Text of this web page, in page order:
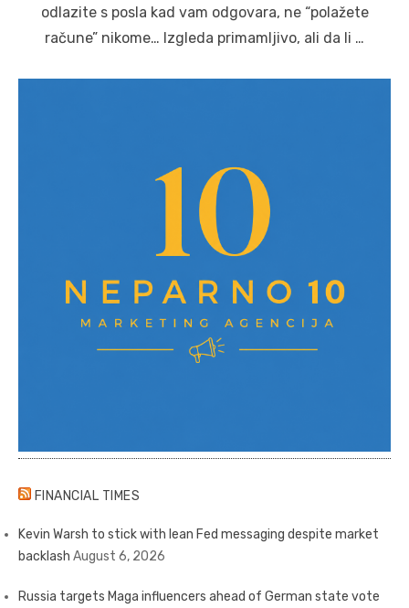
odlazite s posla kad vam odgovara, ne “polažete
račune” nikome… Izgleda primamljivo, ali da li …
FINANCIAL TIMES
Kevin Warsh to stick with lean Fed messaging despite market
backlash August 6, 2026
Russia targets Maga influencers ahead of German state vote